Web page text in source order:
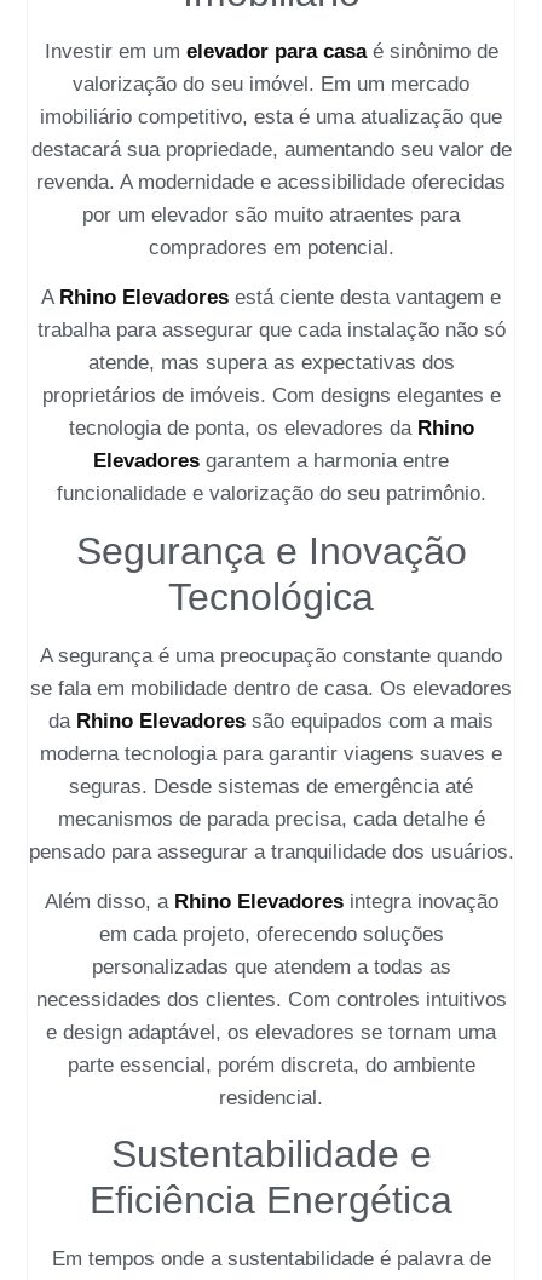
Investir em um elevador para casaé sinônimo de
valorização do seu imóvel. Em um mercado
imobiliário competitivo, esta é uma atualização que
destacará sua propriedade, aumentando seu valor de
revenda. A modernidade e acessibilidade oferecidas
por um elevador são muito atraentes para
compradores em potencial.
A Rhino Elevadores está ciente desta vantagem e
trabalha para assegurar que cada instalação não só
atende, mas supera as expectativas dos
proprietários de imóveis. Com designs elegantes e
tecnologia de ponta, os elevadores da Rhino
Elevadores garantem a harmonia entre
funcionalidade e valorização do seu patrimônio.
Segurança e Inovação
Tecnológica
A segurança é uma preocupação constante quando
se fala em mobilidade dentro de casa. Os elevadores
da Rhino Elevadores são equipados com a mais
moderna tecnologia para garantir viagens suaves e
seguras. Desde sistemas de emergência até
mecanismos de parada precisa, cada detalhe é
pensado para assegurar a tranquilidade dos usuários.
Além disso, a Rhino Elevadoresintegra inovação
em cada projeto, oferecendo soluções
personalizadas que atendem a todas as
necessidades dos clientes. Com controles intuitivos
e design adaptável, os elevadores se tornam uma
parte essencial, porém discreta, do ambiente
residencial.
Sustentabilidade e
Eficiência Energética
Em tempos onde a sustentabilidade é palavra de